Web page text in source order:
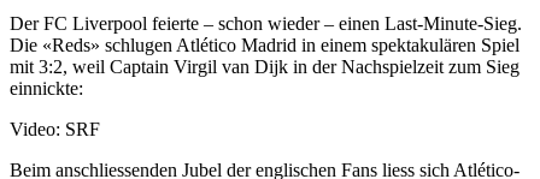
Der FC Liverpool feierte – schon wieder – einen Last-Minute-Sieg.
Die «Reds» schlugen Atlético Madrid in einem spektakulären Spiel
mit 3:2, weil Captain Virgil van Dijk in der Nachspielzeit zum Sieg
einnickte:
Video: SRF
Beim anschliessenden Jubel der englischen Fans liess sich Atlético-